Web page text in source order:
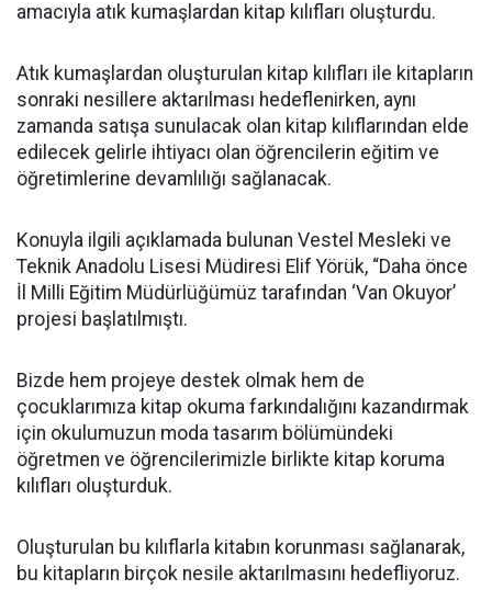
amacıyla atık kumaşlardan kitap kılıfları oluşturdu.
Atık kumaşlardan oluşturulan kitap kılıfları ile kitapların
sonraki nesillere aktarılması hedeflenirken, aynı
zamanda satışa sunulacak olan kitap kılıflarından elde
edilecek gelirle ihtiyacı olan öğrencilerin eğitim ve
öğretimlerine devamlılığı sağlanacak.
Konuyla ilgili açıklamada bulunan Vestel Mesleki ve
Teknik Anadolu Lisesi Müdiresi Elif Yörük, “Daha önce
İl Milli Eğitim Müdürlüğümüz tarafından ‘Van Okuyor’
projesi başlatılmıştı.
Bizde hem projeye destek olmak hem de
çocuklarımıza kitap okuma farkındalığını kazandırmak
için okulumuzun moda tasarım bölümündeki
öğretmen ve öğrencilerimizle birlikte kitap koruma
kılıfları oluşturduk.
Oluşturulan bu kılıflarla kitabın korunması sağlanarak,
bu kitapların birçok nesile aktarılmasını hedefliyoruz.